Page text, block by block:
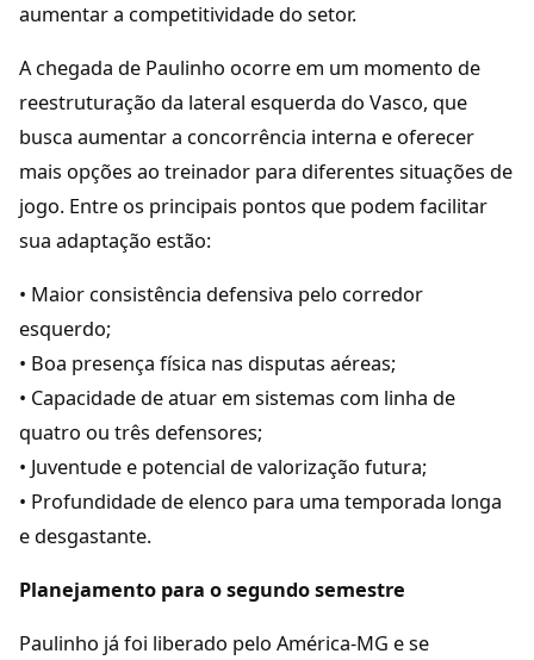
aumentar a competitividade do setor.
A chegada de Paulinho ocorre em um momento de
reestruturação da lateral esquerda do Vasco, que
busca aumentar a concorrência interna e oferecer
mais opções ao treinador para diferentes situações de
jogo. Entre os principais pontos que podem facilitar
sua adaptação estão:
• Maior consistência defensiva pelo corredor
esquerdo;
• Boa presença física nas disputas aéreas;
• Capacidade de atuar em sistemas com linha de
quatro ou três defensores;
• Juventude e potencial de valorização futura;
• Profundidade de elenco para uma temporada longa
e desgastante.
Planejamento para o segundo semestre
Paulinho já foi liberado pelo América-MG e se